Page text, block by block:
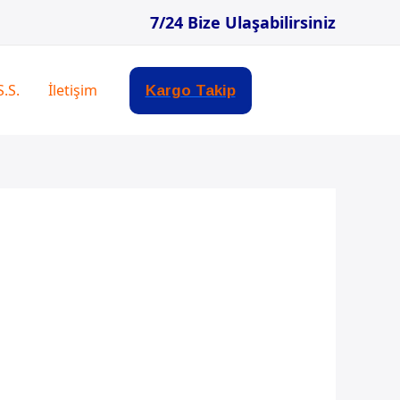
7/24 Bize Ulaşabilirsiniz
İletişim Kargo Takip